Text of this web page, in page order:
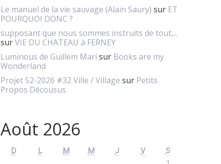
Le manuel de la vie sauvage (Alain Saury) sur ET
POURQUOI DONC ?
supposant que nous sommes instruits de tout,...
surVIE DU CHATEAU à FERNEY
Luminous de Guillem Marísur Books are my
Wonderland
Projet 52-2026 #32 Ville / Village sur Petits
Propos Décousus
Août 2026
D L M M J V
S